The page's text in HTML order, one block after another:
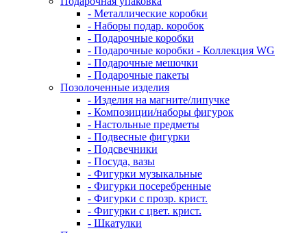
- Металлические коробки
- Наборы подар. коробок
- Подарочные коробки
- Подарочные коробки - Коллекция WG
- Подарочные мешочки
- Подарочные пакеты
Позолоченные изделия
- Изделия на магните/липучке
- Композиции/наборы фигурок
- Настольные предметы
- Подвесные фигурки
- Подсвечники
- Посуда, вазы
- Фигурки музыкальные
- Фигурки посеребренные
- Фигурки с прозр. крист.
- Фигурки с цвет. крист.
- Шкатулки